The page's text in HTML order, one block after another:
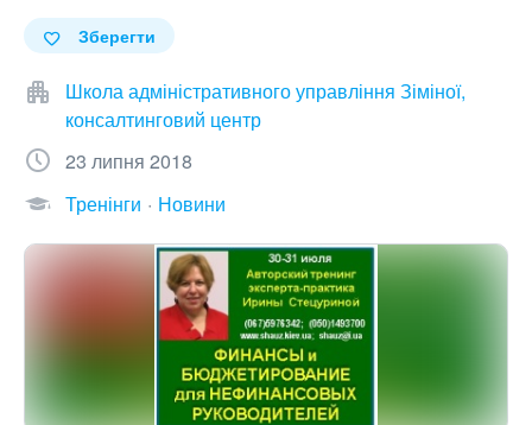
Зберегти
Школа адміністративного управління Зіміної,
консалтинговий центр
23 липня 2018
Тренінги
Новини